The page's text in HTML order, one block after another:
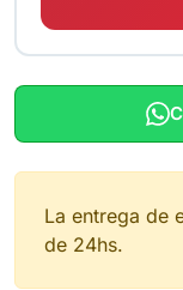
La entrega de
de 24hs.